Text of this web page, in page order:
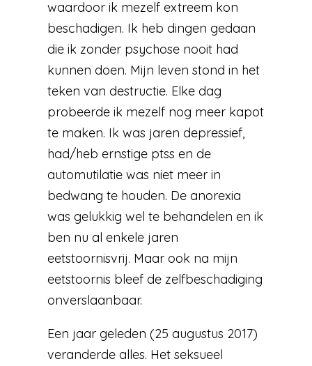
waardoor ik mezelf extreem kon
beschadigen. Ik heb dingen gedaan
die ik zonder psychose nooit had
kunnen doen. Mijn leven stond in het
teken van destructie. Elke dag
probeerde ik mezelf nog meer kapot
te maken. Ik was jaren depressief,
had/heb ernstige ptss en de
automutilatie was niet meer in
bedwang te houden. De anorexia
was gelukkig wel te behandelen en ik
ben nu al enkele jaren
eetstoornisvrij. Maar ook na mijn
eetstoornis bleef de zelfbeschadiging
onverslaanbaar.
Een jaar geleden (25 augustus 2017)
veranderde alles. Het seksueel